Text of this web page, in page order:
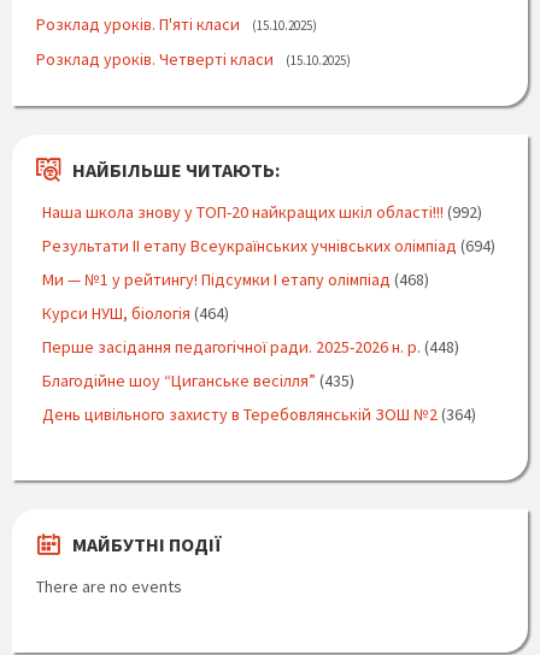
Розклад уроків. П'яті класи 15.10.2025
Розклад уроків. Четверті класи 15.10.2025
НАЙБІЛЬШЕ ЧИТАЮТЬ:
Наша школа знову у ТОП-20 найкращих шкіл області!!! (992)
Результати ІІ етапу Всеукраїнських учнівських олімпіад (694)
Ми — №1 у рейтингу! Підсумки І етапу олімпіад (468)
Курси НУШ, біологія (464)
Перше засідання педагогічної ради. 2025-2026 н. р. (448)
Благодійне шоу “Циганське весілля” (435)
День цивільного захисту в Теребовлянській ЗОШ №2(364)
МАЙБУТНІ ПОДІЇ
There are no events